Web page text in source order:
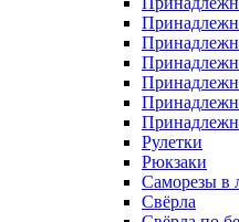
Рулетки
Рюкзаки
Саморезы в
Свёрла